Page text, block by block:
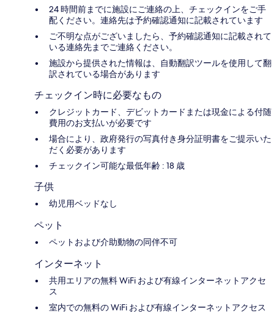
24 時間前までに施設にご連絡の上、チェックインをご手
配ください。連絡先は予約確認通知に記載されています
ご不明な点がございましたら、予約確認通知に記載されて
いる連絡先までご連絡ください。
施設から提供された情報は、自動翻訳ツールを使用して翻
訳されている場合があります
チェックイン時に必要なもの
クレジットカード、デビットカードまたは現金による付随
費用のお支払いが必要です
場合により、政府発行の写真付き身分証明書をご提示いた
だく必要があります
チェックイン可能な最低年齢 : 18 歳
子供
幼児用ベッドなし
ペット
ペットおよび介助動物の同伴不可
インターネット
共用エリアの無料 WiFi および有線インターネットアクセ
ス
室内での無料の WiFi および有線インターネットアクセス